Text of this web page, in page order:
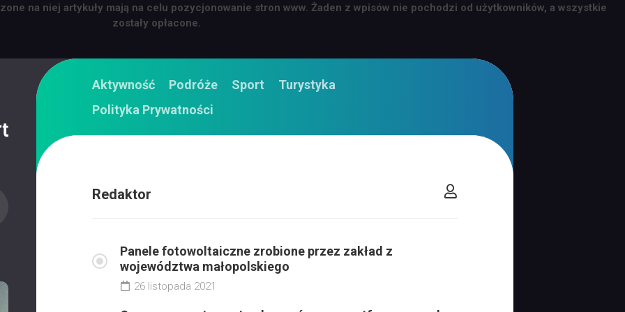
na niej artykuły mają na celu pozycjonowanie stron www. Żaden z wpisów nie pochodzi od użytkowników, a wszystkie
zostały opłacone.
Aktywność Podróże Sport
Turystyka
Polityka Prywatności
Redaktor
Panele fotowoltaiczne zrobione przez zakład z
województwa małopolskiego
26 listopada 2021